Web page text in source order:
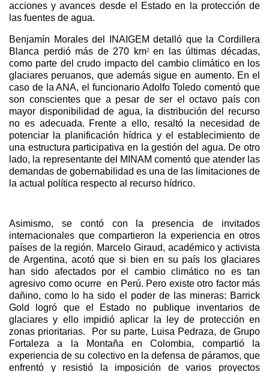
acciones y avances desde el Estado en la protección de
las fuentes de agua.
Benjamín Morales del INAIGEM detalló que la Cordillera
Blanca perdió más de 270 km2en las últimas décadas,
como parte del crudo impacto del cambio climático en los
glaciares peruanos, que además sigue en aumento. En el
caso de la ANA, el funcionario Adolfo Toledo comentó que
son conscientes que a pesar de ser el octavo país con
mayor disponibilidad de agua, la distribución del recurso
no es adecuada. Frente a ello, resaltó la necesidad de
potenciar la planificación hídrica y el establecimiento de
una estructura participativa en la gestión del agua. De otro
lado, la representante del MINAM comentó que atender las
demandas de gobernabilidad es una de las limitaciones de
la actual política respecto al recurso hídrico.
Asimismo, se contó con la presencia de invitados
internacionales que compartieron la experiencia en otros
países de la región. Marcelo Giraud, académico y activista
de Argentina, acotó que si bien en su país los glaciares
han sido afectados por el cambio climático no es tan
agresivo como ocurre en Perú. Pero existe otro factor más
dañino, como lo ha sido el poder de las mineras: Barrick
Gold logró que el Estado no publique inventarios de
glaciares y ello impidió aplicar la ley de protección en
zonas prioritarias. Por su parte, Luisa Pedraza, de Grupo
Fortaleza a la Montaña en Colombia, compartió la
experiencia de su colectivo en la defensa de páramos, que
enfrentó y resistió la imposición de varios proyectos